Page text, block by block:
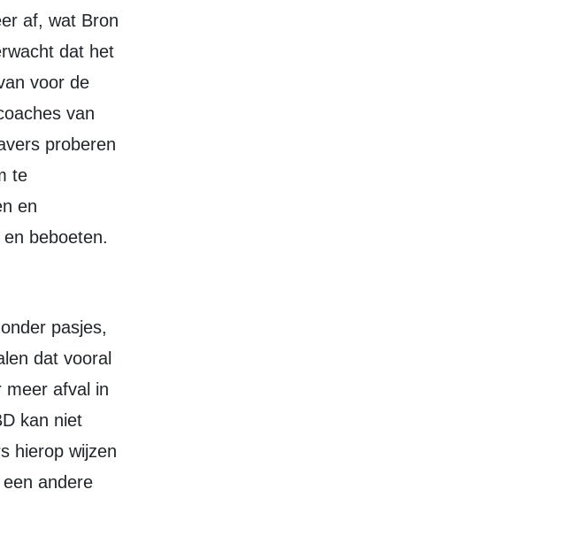
af, wat Bron
dat het
voor de
van
proberen
te
en
beboeten.
dat vooral
meer afval in
kan niet
hierop wijzen
andere